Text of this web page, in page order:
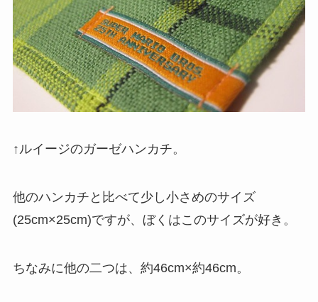
↑ルイージのガーゼハンカチ。
他のハンカチと比べて少し小さめのサイズ
(25cm×25cm)ですが、ぼくはこのサイズが好き。
ちなみに他の二つは、約46cm×約46cm。